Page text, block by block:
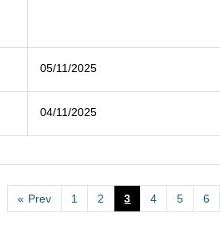
05/11/2025
04/11/2025
« Prev 1 2 3 4 5 6